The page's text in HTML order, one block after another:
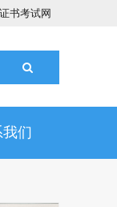
书考试网
们